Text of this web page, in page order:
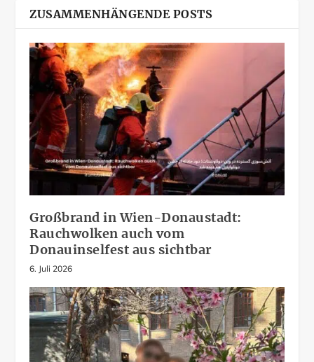
ZUSAMMENHÄNGENDE POSTS
Großbrand in Wien-Donaustadt:
Rauchwolken auch vom
Donauinselfest aus sichtbar
6. Juli 2026